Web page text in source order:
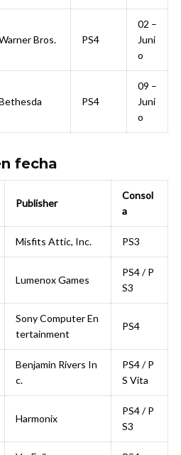
Bros. PS4
02 –
Juni
o
PS4
09 –
Juni
o
fecha
Publisher
Consol
a
Misfits Attic, Inc. PS3
Lumenox Games
PS4 / P
S3
Sony Computer En
tertainment
PS4
Benjamin Rivers In
c.
PS4 / P
S Vita
Harmonix
PS4 / P
S3